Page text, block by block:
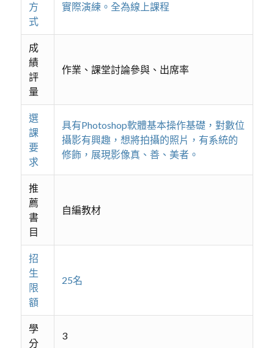
方
式
實際演練。全為線上課程
成
績
評
量
作業、課堂討論參與、出席率
選
課
要
求
具有Photoshop軟體基本操作基礎，對數位
攝影有興趣，想將拍攝的照片，有系統的
修飾，展現影像真、善、美者。
推
薦
書
目
自編教材
招
生
限
額
25名
學
分
3